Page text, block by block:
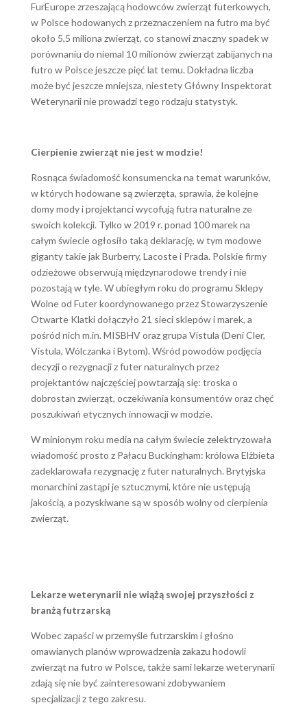
FurEurope zrzeszającą hodowców zwierząt futerkowych,
w Polsce hodowanych z przeznaczeniem na futro ma być
około 5,5 miliona zwierząt, co stanowi znaczny spadek w
porównaniu do niemal 10 milionów zwierząt zabijanych na
futro w Polsce jeszcze pięć lat temu. Dokładna liczba
może być jeszcze mniejsza, niestety Główny Inspektorat
Weterynarii nie prowadzi tego rodzaju statystyk.
Cierpienie zwierząt nie jest w modzie!
Rosnąca świadomość konsumencka na temat warunków,
w których hodowane są zwierzęta, sprawia, że kolejne
domy mody i projektanci wycofują futra naturalne ze
swoich kolekcji. Tylko w 2019 r. ponad 100 marek na
całym świecie ogłosiło taką deklarację, w tym modowe
giganty takie jak Burberry, Lacoste i Prada. Polskie firmy
odzieżowe obserwują międzynarodowe trendy i nie
pozostają w tyle. W ubiegłym roku do programu Sklepy
Wolne od Futer koordynowanego przez Stowarzyszenie
Otwarte Klatki dołączyło 21 sieci sklepów i marek, a
pośród nich m.in. MISBHV oraz grupa Vistula (Deni Cler,
Vistula, Wólczanka i Bytom). Wśród powodów podjęcia
decyzji o rezygnacji z futer naturalnych przez
projektantów najczęściej powtarzają się: troska o
dobrostan zwierząt, oczekiwania konsumentów oraz chęć
poszukiwań etycznych innowacji w modzie.
W minionym roku media na całym świecie zelektryzowała
wiadomość prosto z Pałacu Buckingham: królowa Elżbieta
zadeklarowała rezygnację z futer naturalnych. Brytyjska
monarchini zastąpi je sztucznymi, które nie ustępują
jakością, a pozyskiwane są w sposób wolny od cierpienia
zwierząt.
Lekarze weterynarii nie wiążą swojej przyszłości z
branżą futrzarską
Wobec zapaści w przemyśle futrzarskim i głośno
omawianych planów wprowadzenia zakazu hodowli
zwierząt na futro w Polsce, także sami lekarze weterynarii
zdają się nie być zainteresowani zdobywaniem
specjalizacji z tego zakresu.